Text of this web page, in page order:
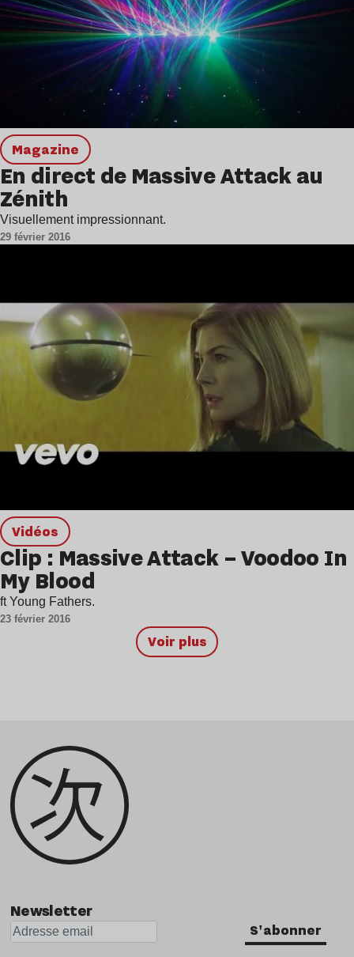
magazine
En direct de Massive Attack au
Zénith
Visuellement impressionnant.
29 février 2016
Vidéos
Clip : Massive Attack – Voodoo In
My Blood
ft Young Fathers.
23 février 2016
Voir plus
Newsletter
S'abonner